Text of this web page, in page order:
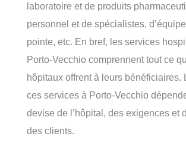
laboratoire et de produits
personnel et de spécialistes,
pointe, etc. En bref, les services
Porto-Vecchio comprennent tout ce
hôpitaux offrent à leurs bénéficiaires.
ces services à Porto-Vecchio
devise de l’hôpital, des exigences et
des clients.